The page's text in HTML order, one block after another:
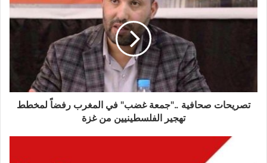
تصريحات صحافية .."جمعة غضب" في المغرب رفضاً لمخطط
تهجير الفلسطينيين من غزة